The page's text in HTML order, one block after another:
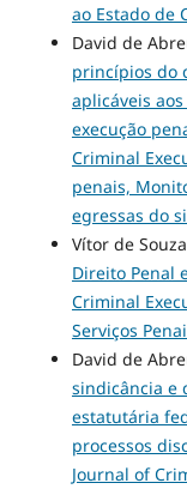
ao Estado de
David de
princípios do
aplicáveis
execução
Criminal
penais,
egressas do
Vítor de
Direito Penal
Criminal
Serviços
David de
sindicância e
estatutária
processos
Journal of